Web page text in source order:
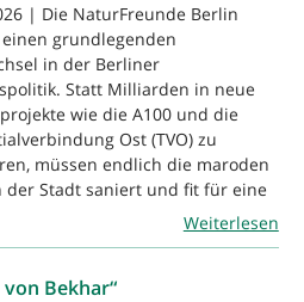
| Die NaturFreunde Berlin
grundlegenden
in der Berliner
Statt Milliarden in neue
wie die A100 und die
Ost (TVO) zu
müssen endlich die maroden
der Stadt saniert und fit für eine
Weiterlesen
Bekhar“